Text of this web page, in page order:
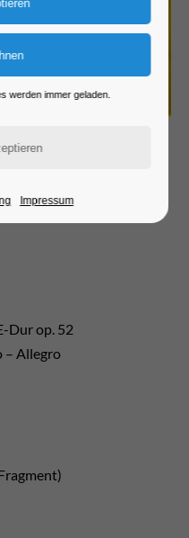
Dur op. 52
– Allegro
werden immer geladen.
Impressum